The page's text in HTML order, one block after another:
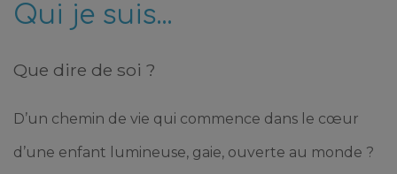
Qui je suis...
Que dire de soi ?
D’un chemin de vie qui commence dans le cœur
d’une enfant lumineuse, gaie, ouverte au monde ?